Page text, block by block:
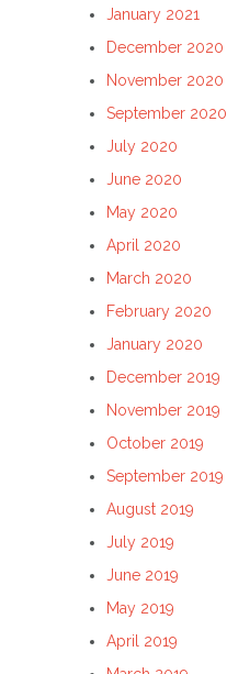
January 2021
December 2020
November 2020
September 2020
July 2020
June 2020
May 2020
April 2020
March 2020
February 2020
January 2020
December 2019
November 2019
October 2019
September 2019
August 2019
July 2019
June 2019
May 2019
April 2019